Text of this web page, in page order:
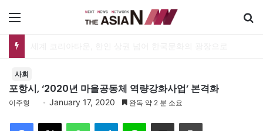
사회
포항시, ‘2020년 마을공동체 역량강화사업’ 본격화
이주형 January 17, 2020 완독 약 2 분 소요
Telegram 이메일